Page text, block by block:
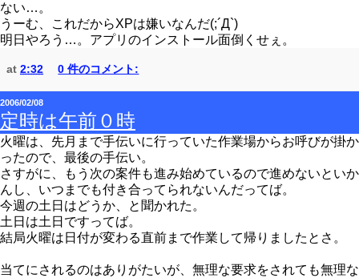
ない…。
うーむ、これだからXPは嫌いなんだ(;´Д`)
明日やろう…。アプリのインストール面倒くせぇ。
at 2:32 0 件のコメント:
2006/02/08
定時は午前０時
火曜は、先月まで手伝いに行っていた作業場からお呼びが掛か
ったので、最後の手伝い。
さすがに、もう次の案件も進み始めているので進めないといか
んし、いつまでも付き合ってられないんだってば。
今週の土日はどうか、と聞かれた。
土日は土日ですってば。
結局火曜は日付が変わる直前まで作業して帰りましたとさ。
当てにされるのはありがたいが、無理な要求をされても無理な